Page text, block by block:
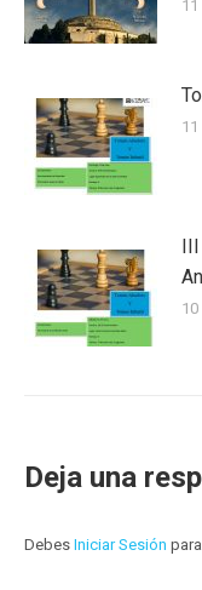
III
Deja una
Debes Iniciar Sesión